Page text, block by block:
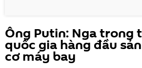
Ông Putin: Nga trong
quốc gia hàng đầu
cơ máy bay